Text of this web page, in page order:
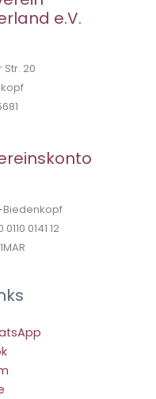
e.V.
20
0141 12